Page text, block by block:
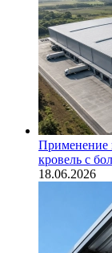
Применение
кровель с
18.06.2026